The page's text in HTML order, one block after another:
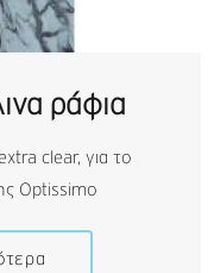
ράφια
clear, για το
Optissimo